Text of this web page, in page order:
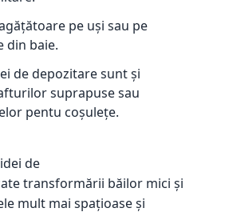
pe uși sau pe
din baie.
de depozitare sunt și
suprapuse sau
pentu coșulețe.
de
transformării băilor mici și
mult mai spațioase și